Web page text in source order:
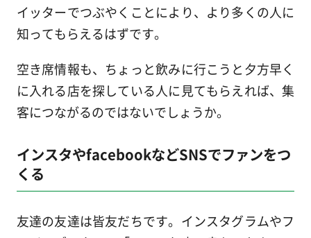
イッターでつぶやくことにより、より多くの人に
知ってもらえるはずです。
空き席情報も、ちょっと飲みに行こうと夕方早く
に入れる店を探している人に見てもらえれば、集
客につながるのではないでしょうか。
インスタやfacebookなどSNSでファンをつ
くる
友達の友達は皆友だちです。インスタグラムやフ